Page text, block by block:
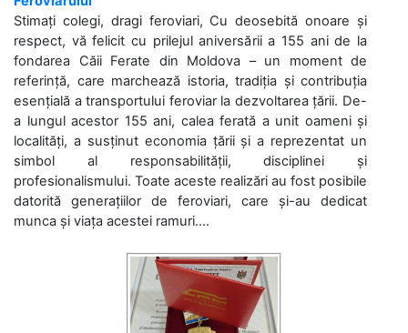
Stimați colegi, dragi feroviari, Cu deosebită onoare și
respect, vă felicit cu prilejul aniversării a 155 ani de la
fondarea Căii Ferate din Moldova – un moment de
referință, care marchează istoria, tradiția și contribuția
esențială a transportului feroviar la dezvoltarea țării. De-
a lungul acestor 155 ani, calea ferată a unit oameni și
localități, a susținut economia țării și a reprezentat un
simbol al responsabilității, disciplinei și
profesionalismului. Toate aceste realizări au fost posibile
datorită generațiilor de feroviari, care și-au dedicat
munca și viața acestei ramuri....